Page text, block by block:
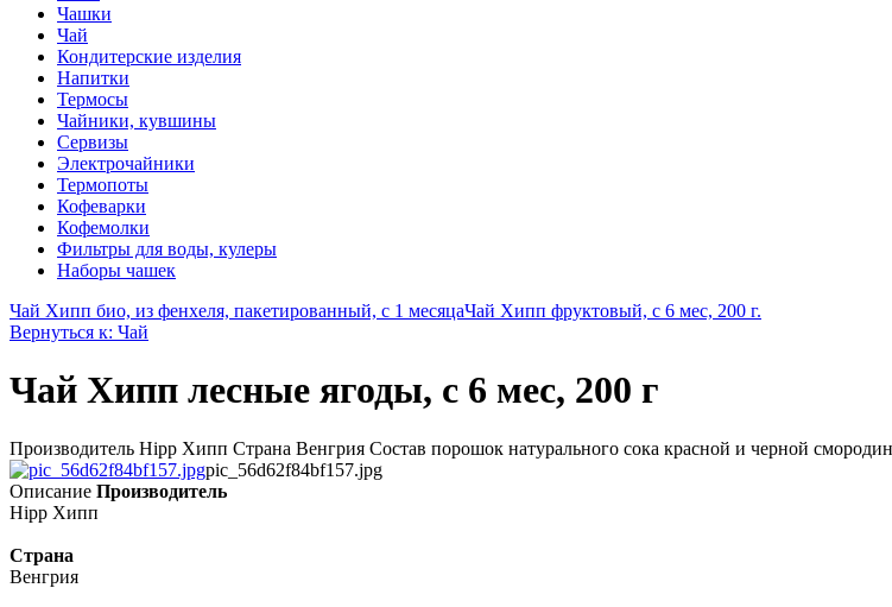
Чашки
Чай
Кондитерские изделия
Напитки
Термосы
Чайники, кувшины
Сервизы
Электрочайники
Термопоты
Кофеварки
Кофемолки
Фильтры для воды, кулеры
Наборы чашек
Чай Хипп био, из фенхеля, пакетированный, с 1 месяцаЧай Хипп фруктовый, с 6 мес, 200 г.
Вернуться к: Чай
Чай Хипп лесные ягоды, с 6 мес, 200 г
Производитель Hipp Хипп Страна Венгрия Состав порошок натурального сока красной и черной
pic_56d62f84bf157.jpg
Описание Производитель
Hipp Хипп
Страна
Венгрия